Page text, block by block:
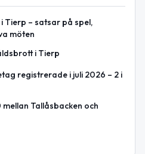
Tierp – satsar på spel,
möten
i Tierp
registrerade i juli 2026 – 2 i
Tallåsbacken och